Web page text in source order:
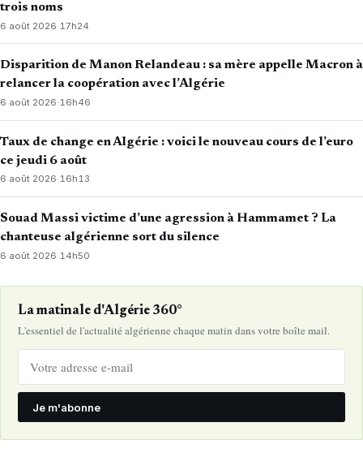
trois noms
6 août 2026· 17h24
Disparition de Manon Relandeau : sa mère appelle Macron à
relancer la coopération avec l’Algérie
6 août 2026·16h46
Taux de change en Algérie : voici le nouveau cours de l’euro
ce jeudi 6 août
6 août 2026·16h13
Souad Massi victime d’une agression à Hammamet ? La
chanteuse algérienne sort du silence
6 août 2026· 14h50
La matinale d'Algérie 360°
L'essentiel de l'actualité algérienne chaque matin dans votre boîte mail.
Je m'abonne